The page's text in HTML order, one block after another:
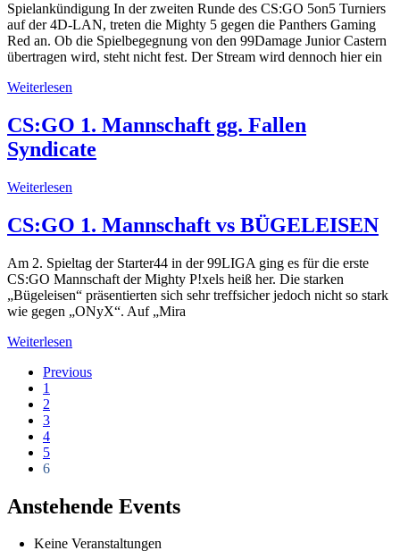
Spielankündigung In der zweiten Runde des CS:GO 5on5 Turniers
auf der 4D-LAN, treten die Mighty 5 gegen die Panthers Gaming
Red an. Ob die Spielbegegnung von den 99Damage Junior Castern
übertragen wird, steht nicht fest. Der Stream wird dennoch hier ein
Weiterlesen
CS:GO 1. Mannschaft gg. Fallen
Syndicate
Weiterlesen
CS:GO 1. Mannschaft vs BÜGELEISEN
Am 2. Spieltag der Starter44 in der 99LIGA ging es für die erste
CS:GO Mannschaft der Mighty P!xels heiß her. Die starken
„Bügeleisen“ präsentierten sich sehr treffsicher jedoch nicht so stark
wie gegen „ONyX“. Auf „Mira
Weiterlesen
Previous
1
2
3
4
5
6
Anstehende Events
Keine Veranstaltungen